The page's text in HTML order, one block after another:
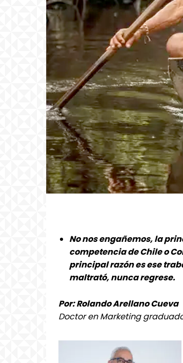
No nos engañemos, la
competencia de Chile o
principal razón es ese
maltrató, nunca regrese.
Por: Rolando Arellano Cueva
Doctor en Marketing